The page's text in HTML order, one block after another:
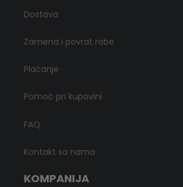
Dostava
Zamena i povrat robe
Plaćanje
Pomoć pri kupovini
FAQ
Kontakt sa nama
KOMPANIJA